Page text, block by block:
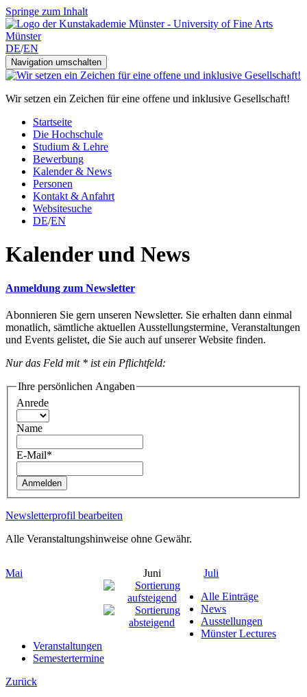
Springe zum Inhalt
DE/EN
Navigation umschalten
Wir setzen ein Zeichen für eine offene und inklusive Gesellschaft!
Startseite
Die Hochschule
Studium & Lehre
Bewerbung
Kalender & News
Personen
Kontakt & Anfahrt
Websitesuche
DE/EN
Kalender und News
Anmeldung zum Newsletter
Abonnieren Sie gern unseren Newsletter. Sie erhalten dann einmal
monatlich, sämtliche aktuellen Ausstellungstermine, Veranstaltungen
und Events gelistet, die Sie auch auf unserer Website finden.
Nur das Feld mit * ist ein Pflichtfeld:
Ihre persönlichen Angaben
Anrede
Name
E-Mail*
Anmelden
Newsletterprofil bearbeiten
Alle Veranstaltungshinweise ohne Gewähr.
Mai Juni
Juli
Alle Einträge
News
Ausstellungen
Münster Lectures
Veranstaltungen
Semestertermine
Zurück